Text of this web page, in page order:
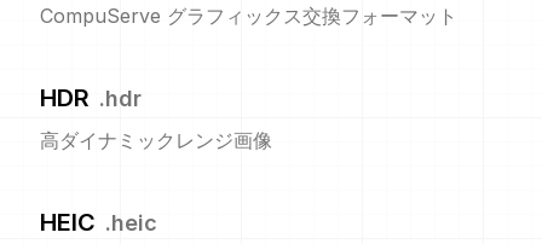
CompuServe グラフィックス交換フォーマット
HDR .hdr
高ダイナミックレンジ画像
HEIC .heic